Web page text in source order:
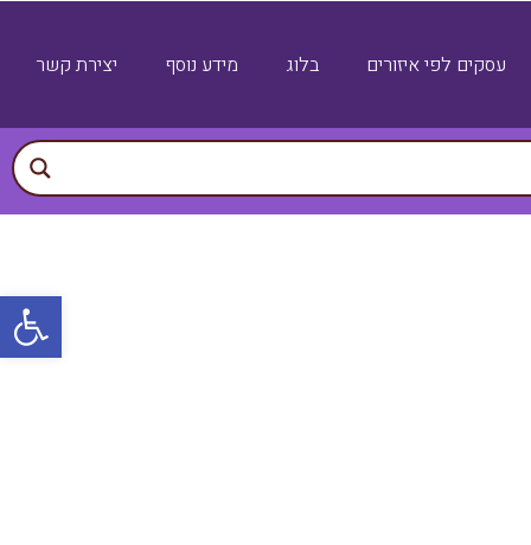
עסקים לפי איזורים בלוג מידע נוסף יצירת קשר